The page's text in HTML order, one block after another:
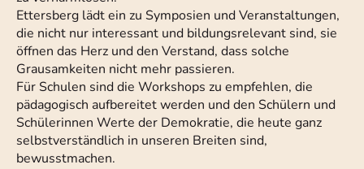
Ettersberg lädt ein zu Symposien und Veranstaltungen,
die nicht nur interessant und bildungsrelevant sind, sie
öffnen das Herz und den Verstand, dass solche
Grausamkeiten nicht mehr passieren.
Für Schulen sind die Workshops zu empfehlen, die
pädagogisch aufbereitet werden und den Schülern und
Schülerinnen Werte der Demokratie, die heute ganz
selbstverständlich in unseren Breiten sind,
bewusstmachen.